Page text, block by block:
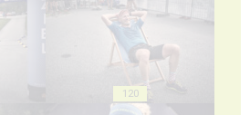
120